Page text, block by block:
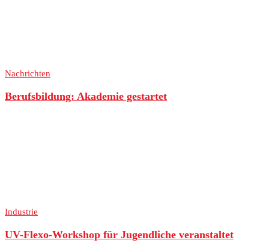
Nachrichten
Berufsbildung: Akademie gestartet
Industrie
UV-Flexo-Workshop für Jugendliche veranstaltet